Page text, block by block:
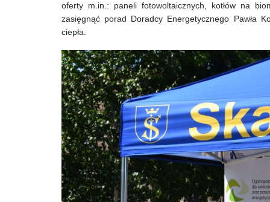
oferty m.in.: paneli fotowoltaicznych, kotłów na
zasięgnąć porad Doradcy Energetycznego Pawła
ciepła.